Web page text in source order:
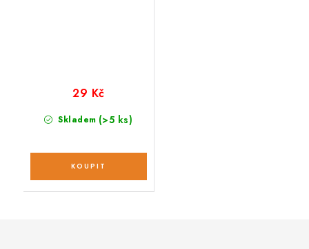
Skladem (>5 ks)
29 Kč